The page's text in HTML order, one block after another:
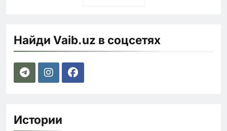
Найди Vaib.uz в соцсетях
Истории